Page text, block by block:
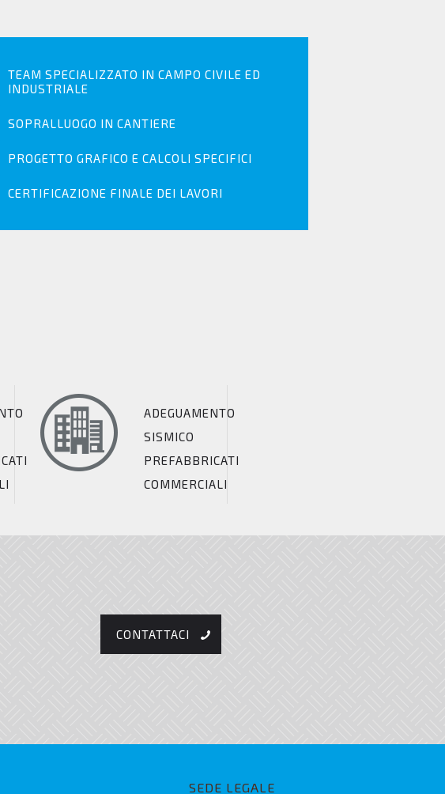
TEAM SPECIALIZZATO IN CAMPO CIVILE ED
INDUSTRIALE
SOPRALLUOGO IN CANTIERE
PROGETTO GRAFICO E CALCOLI SPECIFICI
CERTIFICAZIONE FINALE DEI LAVORI
ADEGUAMENTO
SISMICO
PREFABBRICATI
COMMERCIALI
CONTATTACI
SEDE LEGALE